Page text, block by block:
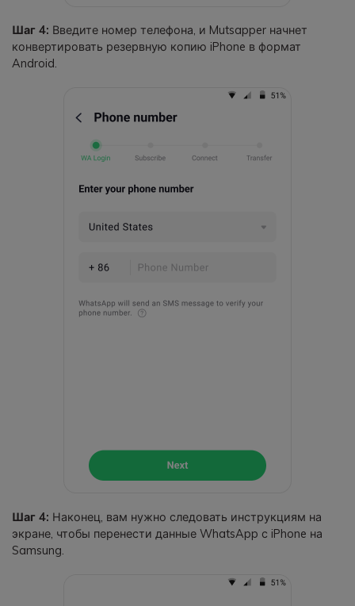
Шаг 4: Введите номер телефона, и Mutsapper начнет
конвертировать резервную копию iPhone в формат
Android.
Шаг 4: Наконец, вам нужно следовать инструкциям на
экране, чтобы перенести данные WhatsApp с iPhone на
Samsung.